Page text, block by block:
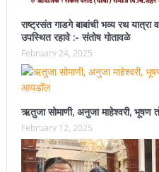
राष्ट्रसंत गाडगे बाबांची भव्य रथ
उपस्थित रहावे :- संतोष गोतावळे
February 24, 2025
ऋतुजा सोमाणी, अनुजा माहेश्वरी,
February 12, 2025